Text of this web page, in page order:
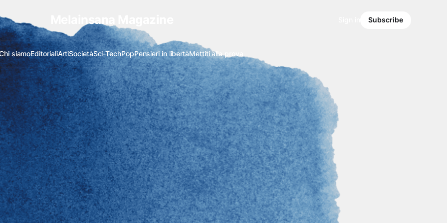
Melainsana Magazine
siamoEditorialiArtiSocietàSci-TechPopPensieri in libertàMettiti alla prova
Subscribe